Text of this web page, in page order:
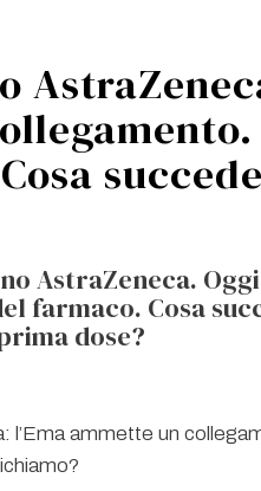
AstraZeneca.
farmaco. Cosa
dose?